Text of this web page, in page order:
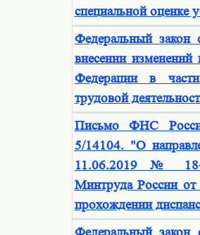
специальной оценке
Федеральный
внесении изменений
Федерации в
трудовой
Письмо ФНС
5/14104. "О
11.06.2019 № 18-
Минтруда России
прохождении